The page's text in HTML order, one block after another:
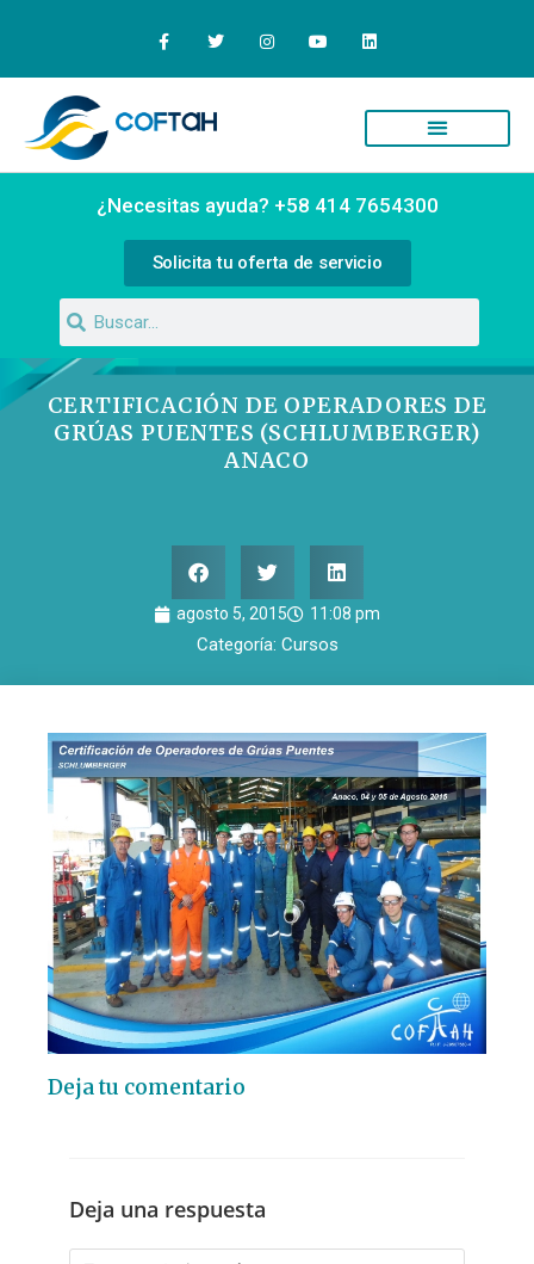
¿Necesitas ayuda? +58 414 7654300
Solicita tu oferta de servicio
CERTIFICACIÓN DE OPERADORES DE
GRÚAS PUENTES (SCHLUMBERGER)
ANACO
agosto 5, 2015 11:08 pm
Categoría: Cursos
Deja tu comentario
Deja una respuesta